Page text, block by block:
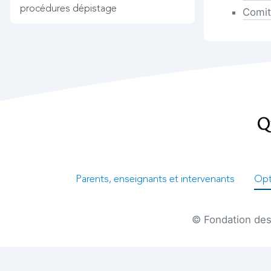
procédures dépistage
Parents, enseignants et intervenants
© Fondation